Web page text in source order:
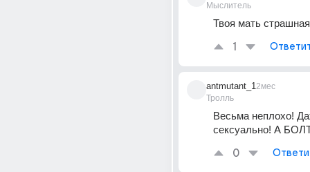
Мыслитель
Твоя мать страшная
1
antmutant_1
Тролль
2мес
Весьма неплохо!
сексуально! А
0